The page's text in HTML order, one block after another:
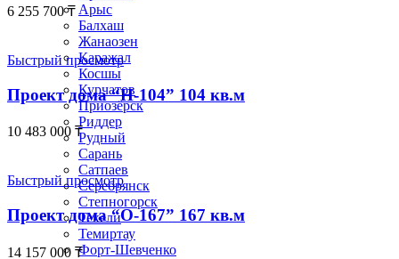
Арыс
Балхаш
Жанаозен
Каражал
Косшы
Курчатов
Приозёрск
Риддер
Рудный
Сарань
Сатпаев
Серебрянск
Степногорск
Текели
Темиртау
Форт-Шевченко
6 255 700₸
Быстрый просмотр
Проект дома “Н-104” 104 кв.м
10 483 000 ₸
Быстрый просмотр
Проект дома “О-167” 167 кв.м
14 157 000 ₸